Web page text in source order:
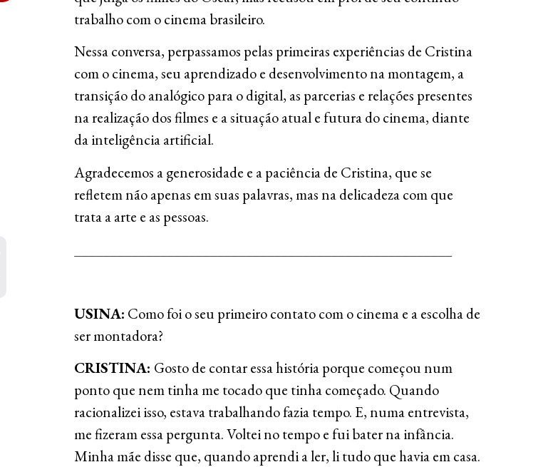
trabalho com o cinema brasileiro.
Nessa conversa, perpassamos pelas primeiras experiências de Cristina
com o cinema, seu aprendizado e desenvolvimento na montagem, a
transição do analógico para o digital, as parcerias e relações presentes
na realização dos filmes e a situação atual e futura do cinema, diante
da inteligência artificial.
Agradecemos a generosidade e a paciência de Cristina, que se
refletem não apenas em suas palavras, mas na delicadeza com que
trata a arte e as pessoas.
USINA: Como foi o seu primeiro contato com o cinema e a escolha de
ser montadora?
CRISTINA: Gosto de contar essa história porque começou num
ponto que nem tinha me tocado que tinha começado. Quando
racionalizei isso, estava trabalhando fazia tempo. E, numa entrevista,
me fizeram essa pergunta. Voltei no tempo e fui bater na infância.
Minha mãe disse que, quando aprendi a ler, li tudo que havia em casa.